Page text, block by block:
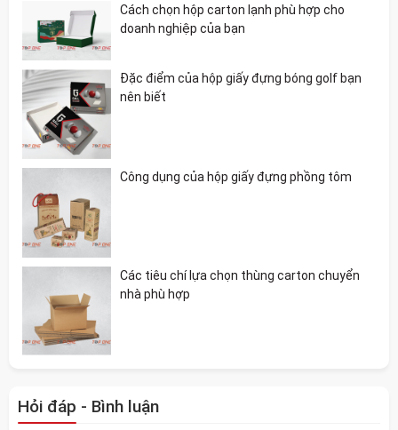
Cách chọn hộp carton lạnh phù hợp cho
doanh nghiệp của bạn
Đặc điểm của hộp giấy đựng bóng golf bạn
nên biết
Công dụng của hộp giấy đựng phồng tôm
Các tiêu chí lựa chọn thùng carton chuyển
nhà phù hợp
Hỏi đáp - Bình luận